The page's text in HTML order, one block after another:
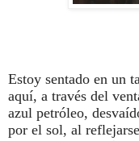
Estoy sentado en un
aquí, a través del
azul petróleo,
por el sol, al